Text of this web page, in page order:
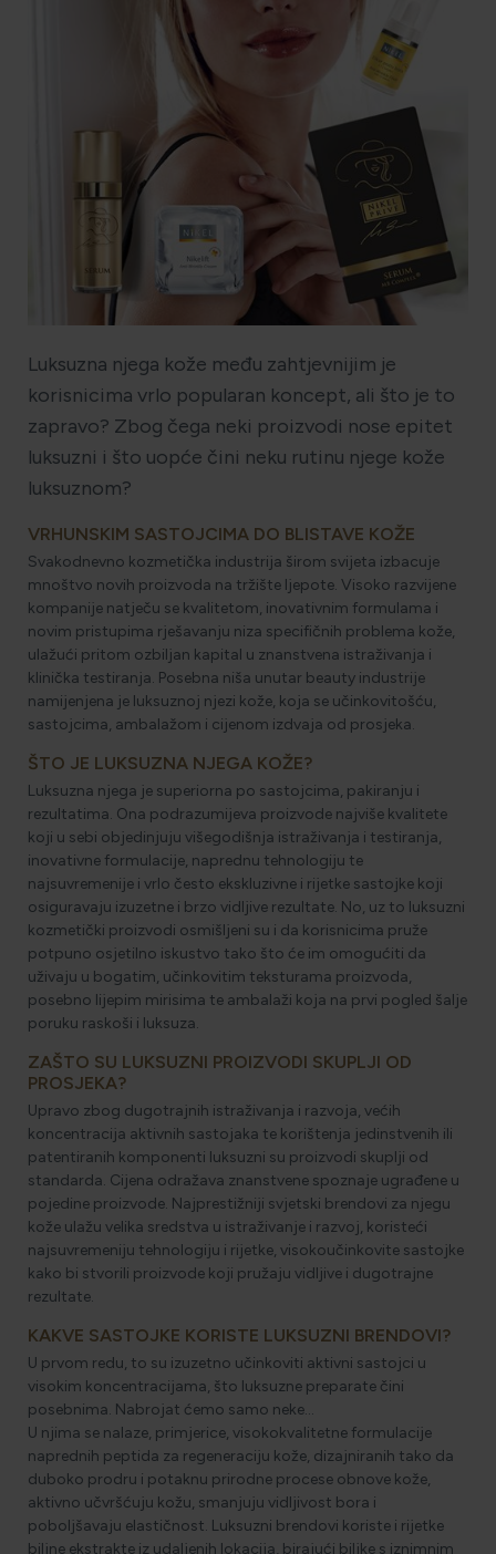
HOLISTIČKA NJEGA KOŽE
ZLATNI ELIKSIR MEDITERANA: ZAŠTO NAŠA KOŽA
OBOŽAVA SMILJE?
MORE, SUNCE I KLIMA: KAKO OBNOVITI KOŽU NAKON
DANA NA PLAŽI?
NJEGA TIJELA NAKON SUNČANJA: ZAŠTO NE BISMO
TREBALI ZABORAVITI KOŽU ISPOD VRATA?
Luksuzna njega kože među zahtjevnijim je
korisnicima vrlo popularan koncept, ali što je to
zapravo? Zbog čega neki proizvodi nose epitet
luksuzni i što uopće čini neku rutinu njege kože
luksuznom?
VRHUNSKIM SASTOJCIMA DO BLISTAVE KOŽE
Svakodnevno kozmetička industrija širom svijeta izbacuje
mnoštvo novih proizvoda na tržište ljepote. Visoko razvijene
kompanije natječu se kvalitetom, inovativnim formulama i
novim pristupima rješavanju niza specifičnih problema kože,
ulažući pritom ozbiljan kapital u znanstvena istraživanja i
klinička testiranja. Posebna niša unutar beauty industrije
namijenjena je luksuznoj njezi kože, koja se učinkovitošću,
sastojcima, ambalažom i cijenom izdvaja od prosjeka.
ŠTO JE LUKSUZNA NJEGA KOŽE?
Luksuzna njega je superiorna po sastojcima, pakiranju i
rezultatima. Ona podrazumijeva proizvode najviše kvalitete
koji u sebi objedinjuju višegodišnja istraživanja i testiranja,
inovativne formulacije, naprednu tehnologiju te
najsuvremenije i vrlo često ekskluzivne i rijetke sastojke koji
osiguravaju izuzetne i brzo vidljive rezultate. No, uz to luksuzni
kozmetički proizvodi osmišljeni su i da korisnicima pruže
potpuno osjetilno iskustvo tako što će im omogućiti da
uživaju u bogatim, učinkovitim teksturama proizvoda,
posebno lijepim mirisima te ambalaži koja na prvi pogled šalje
poruku raskoši i luksuza.
ZAŠTO SU LUKSUZNI PROIZVODI SKUPLJI OD
PROSJEKA?
Upravo zbog dugotrajnih istraživanja i razvoja, većih
koncentracija aktivnih sastojaka te korištenja jedinstvenih ili
patentiranih komponenti luksuzni su proizvodi skuplji od
standarda. Cijena odražava znanstvene spoznaje ugrađene u
pojedine proizvode. Najprestižniji svjetski brendovi za njegu
kože ulažu velika sredstva u istraživanje i razvoj, koristeći
najsuvremeniju tehnologiju i rijetke, visokoučinkovite sastojke
kako bi stvorili proizvode koji pružaju vidljive i dugotrajne
rezultate.
KAKVE SASTOJKE KORISTE LUKSUZNI BRENDOVI?
U prvom redu, to su izuzetno učinkoviti aktivni sastojci u
visokim koncentracijama, što luksuzne preparate čini
posebnima. Nabrojat ćemo samo neke…
U njima se nalaze, primjerice, visokokvalitetne formulacije
naprednih peptida za regeneraciju kože, dizajniranih tako da
duboko prodru i potaknu prirodne procese obnove kože,
aktivno učvršćuju kožu, smanjuju vidljivost bora i
poboljšavaju elastičnost. Luksuzni brendovi koriste i rijetke
biljne ekstrakte iz udaljenih lokacija, birajući biljke s iznimnim